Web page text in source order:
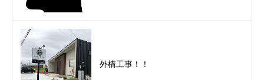
外構工事！！